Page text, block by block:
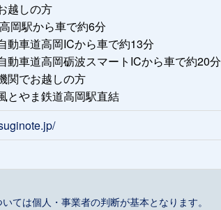
越しの方
岡駅から車で約6分
動車道高岡ICから車で約13分
動車道高岡砺波スマートICから車で約20分
関でお越しの方
とやま鉄道高岡駅直結
ては個人・事業者の判断が基本となります。